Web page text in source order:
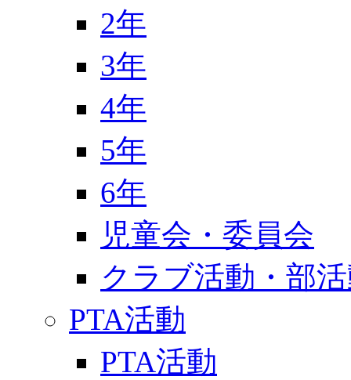
2年
3年
4年
5年
6年
児童会・委員会
クラブ活動・部
PTA活動
PTA活動